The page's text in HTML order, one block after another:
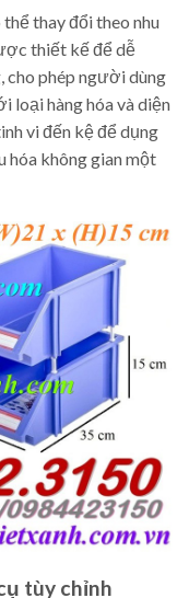
thay đổi theo nhu
thiết kế để dễ
cho phép người dùng
loại hàng hóa và diện
vi đến kệ để dụng
hóa không gian một
tùy chỉnh